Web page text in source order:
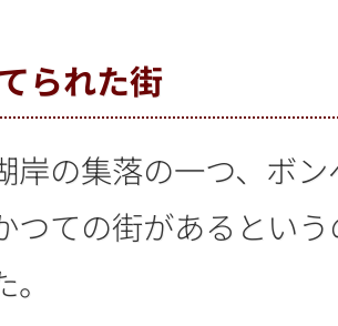
られた街
岸の集落の一つ、ボ
つての街があるとい